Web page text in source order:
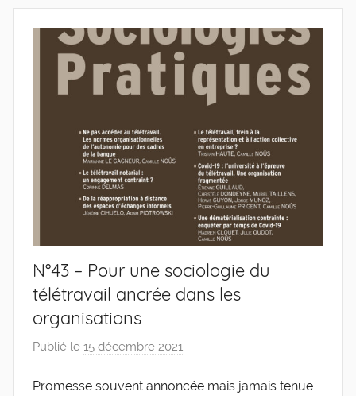
N°43 – Pour une sociologie du
télétravail ancrée dans les
organisations
Publié le 15 décembre 2021
r
Promesse souvent annoncée mais jamais tenue